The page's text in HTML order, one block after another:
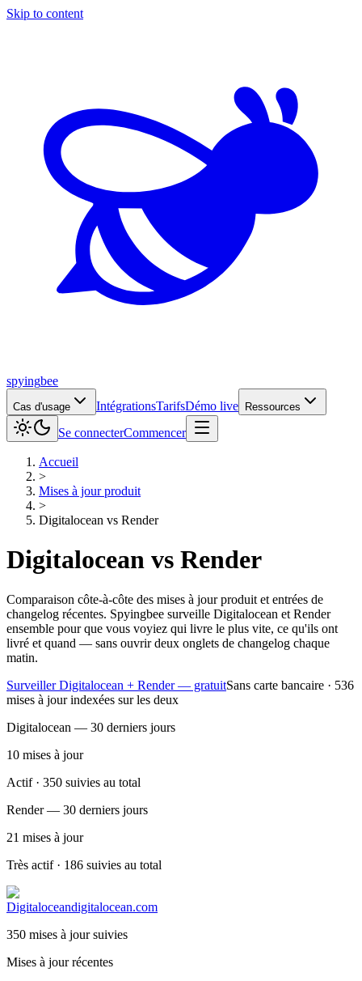
Skip to content
spyingbee
Cas d'usage IntégrationsTarifsDémo live Ressources
Se connecterCommencer
Accueil
>
Mises à jour produit
>
Digitalocean vs Render
Digitalocean vs Render
Comparaison côte-à-côte des mises à jour produit et entrées de
changelog récentes. Spyingbee surveille Digitalocean et Render
ensemble pour que vous voyiez qui livre le plus vite, ce qu'ils ont
livré et quand — sans ouvrir deux onglets de changelog chaque
matin.
Surveiller Digitalocean + Render — gratuitSans carte bancaire · 536
mises à jour indexées sur les deux
Digitalocean — 30 derniers jours
10 mises à jour
Actif · 350 suivies au total
Render — 30 derniers jours
21 mises à jour
Très actif · 186 suivies au total
Digitaloceandigitalocean.com
350 mises à jour suivies
Mises à jour récentes